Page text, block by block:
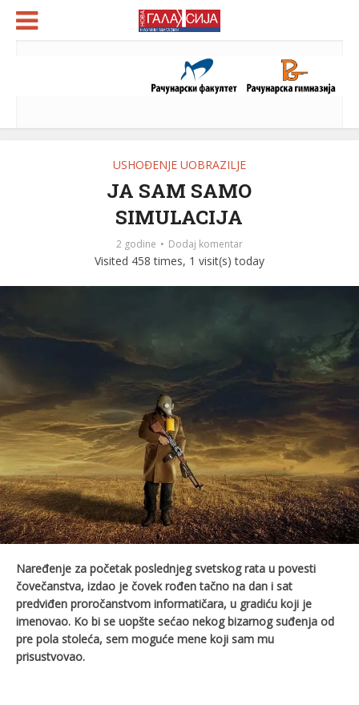
USHOĐENJE UOBRAZILJE
JA SAM SAMO
SIMULACIJA
2 godine Dodaj komentar
Visited 458 times, 1 visit(s) today
Naređenje za početak poslednjeg svetskog rata u povesti
čovečanstva, izdao je čovek rođen tačno na dan i sat
predviđen proročanstvom informatičara, u gradiću koji je
imenovao. Ko bi se uopšte sećao nekog bizarnog suđenja od
pre pola stoleća, sem moguće mene koji sam mu
prisustvovao.